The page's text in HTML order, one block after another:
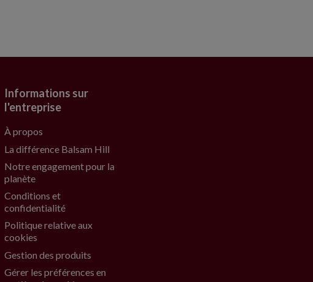
Informations sur
l'entreprise
À propos
La différence Balsam Hill
Notre engagement pour la
planète
Conditions et
confidentialité
Politique relative aux
cookies
Gestion des produits
Gérer les préférences en